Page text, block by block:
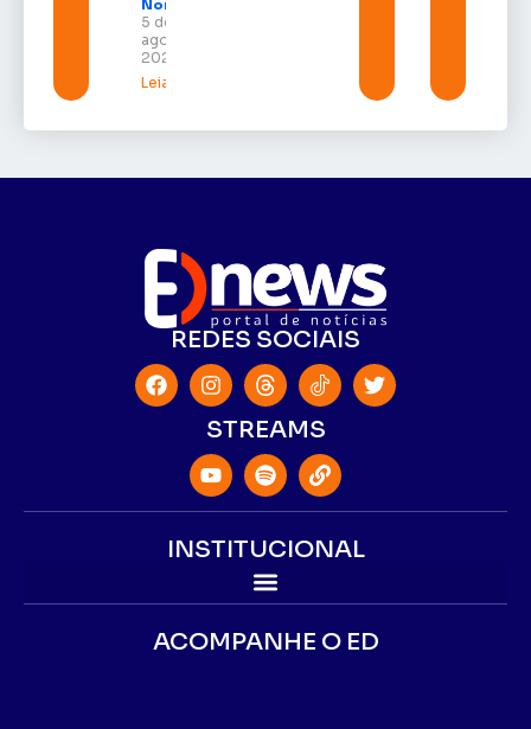
Norte
5 de
agosto de
2026
Leia mais »
REDES SOCIAIS
STREAMS
INSTITUCIONAL
ACOMPANHE O ED